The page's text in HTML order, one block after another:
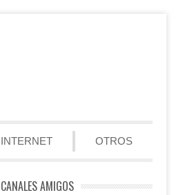
INTERNET OTROS
CANALES AMIGOS